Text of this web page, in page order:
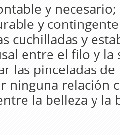
y
y
cuchilladas y
entre el filo y la
las pinceladas de
ninguna relación
la belleza y la